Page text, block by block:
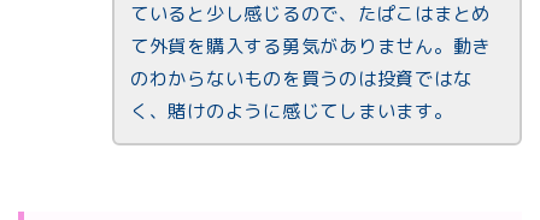
ていると少し感じるので、たぱこはまとめ
て外貨を購入する勇気がありません。動き
のわからないものを買うのは投資ではな
く、賭けのように感じてしまいます。